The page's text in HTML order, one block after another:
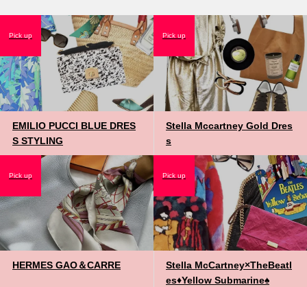
EMILIO PUCCI BLUE DRES
S STYLING
Pick up
Stella Mccartney Gold Dres
s
Pick up
HERMES GAO＆CARRE
Pick up
Stella McCartney×TheBeatl
es♦️Yellow Submarine♠️
Pick up